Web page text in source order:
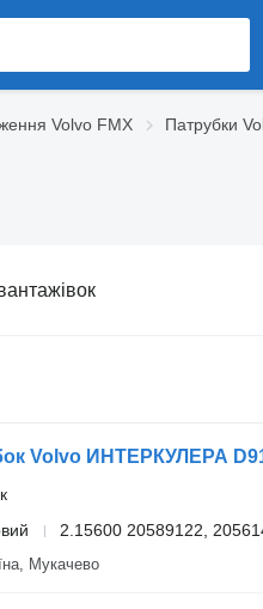
Volvo FMX Патрубки
2.15600 20589122,
Мукачево